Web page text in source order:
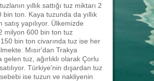
yıllık sattığı tuz miktarı 2
bin ton. Kaya tuzunda da yıllık
satış yapılıyor. Ülkemizde
milyon 600 bin ton tuz
bin ton civarında tuz ise her
Mısır'dan Trakya
gelen tuz, ağırlıklı olarak Çorlu
Türkiye'nin dışardan tuz
sebebi ise tuzun ve nakliyenin